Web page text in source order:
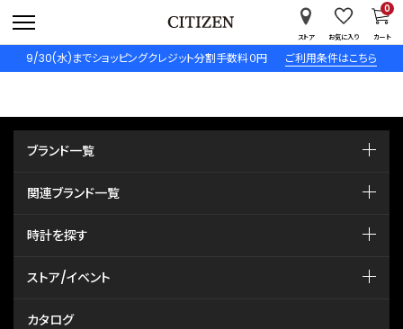
9/30(水)までショッピングクレジット分割手数料０円 ご利用条件はこちら
ストア お気に入り カート
0
ブランド一覧
関連ブランド一覧
時計を探す
ストア/イベント
カタログ